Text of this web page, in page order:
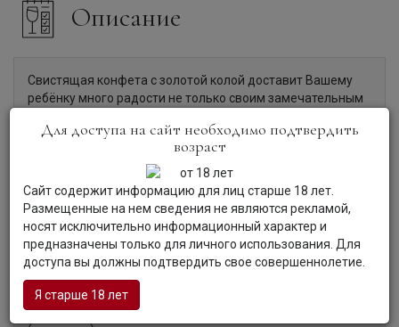
Описание
Свистящая конфета с золотой колой доставит Вашему
ребёнку много радости не только своим замечательным
необычные звуки. Благодаря такому беспроигрышному
сочетанию это японское лакомство приобрело
заслуженную популярность во всём мире.
В составе конфет-свистулек нет вредных химических
добавок. Они не только удивительно вкусные, но и
безопасные для хрупкого детского здоровья.
Изготавливаются эти сладости на современных заводах
с соблюдением жёстких стандартов качества, которые в
Состав: глюкоза, сахар, подкислитель, эмульгатор,
ароматизатор, загустители, краситель пищевой
Для доступа на сайт необходимо подтвердить
возраст
Сайт содержит информацию для лиц старше 18 лет.
Размещенные на нем сведения не являются рекламой,
носят исключительно информационный характер и
предназначены только для личного использования. Для
доступа вы должны подтвердить свое совершеннолетие.
Я старше 18 лет